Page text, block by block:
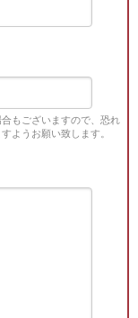
もございますので、恐れ
ようお願い致します。